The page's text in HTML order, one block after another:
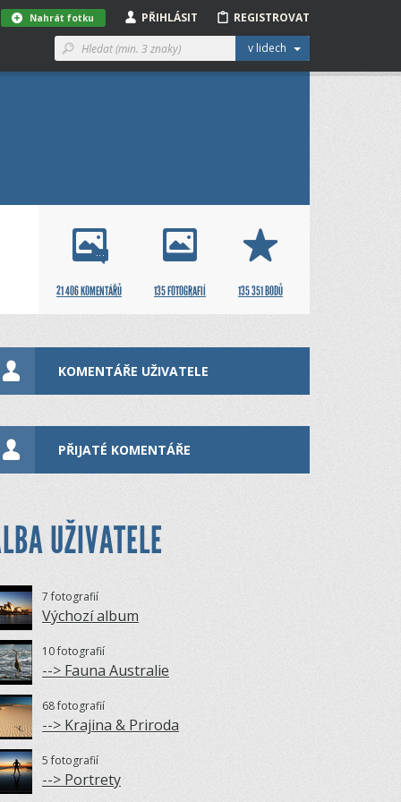
v lidech
REGISTROVAT
PŘIHLÁSIT
Nahrát fotku
21 406 KOMENTÁŘŮ 135 FOTOGRAFIÍ 135 351 BODŮ
KOMENTÁŘE UŽIVATELE
PŘIJATÉ KOMENTÁŘE
UŽIVATELE
7 fotografií
Výchozí album
10 fotografií
--> Fauna Australie
68 fotografií
--> Krajina & Priroda
5 fotografií
--> Portrety